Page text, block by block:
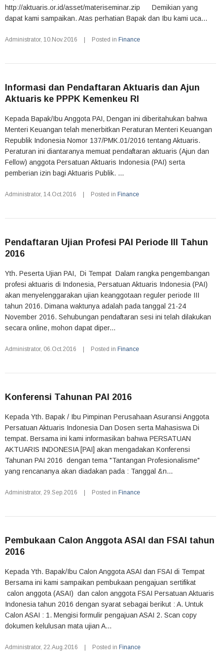
http://aktuaris.or.id/asset/materiseminar.zip Demikian yang
dapat kami sampaikan. Atas perhatian Bapak dan Ibu kami uca...
Administrator, 10.Nov.2016 Posted in Finance
Informasi dan Pendaftaran Aktuaris dan Ajun
Aktuaris ke PPPK Kemenkeu RI
Kepada Bapak/Ibu Anggota PAI, Dengan ini diberitahukan bahwa
Menteri Keuangan telah menerbitkan Peraturan Menteri Keuangan
Republik Indonesia Nomor 137/PMK.01/2016 tentang Aktuaris.
Peraturan ini diantaranya memuat pendaftaran aktuaris (Ajun dan
Fellow) anggota Persatuan Aktuaris Indonesia (PAI) serta
pemberian izin bagi Aktuaris Publik. ...
Administrator, 14.Oct.2016 Posted in Finance
Pendaftaran Ujian Profesi PAI Periode III Tahun
2016
Yth. Peserta Ujian PAI, Di Tempat Dalam rangka pengembangan
profesi aktuaris di Indonesia, Persatuan Aktuaris Indonesia (PAI)
akan menyelenggarakan ujian keanggotaan reguler periode III
tahun 2016. Dimana waktunya adalah pada tanggal 21-24
November 2016. Sehubungan pendaftaran sesi ini telah dilakukan
secara online, mohon dapat diper...
Administrator, 06.Oct.2016 Posted in Finance
Konferensi Tahunan PAI 2016
Kepada Yth. Bapak / Ibu Pimpinan Perusahaan Asuransi Anggota
Persatuan Aktuaris Indonesia Dan Dosen serta Mahasiswa Di
tempat. Bersama ini kami informasikan bahwa PERSATUAN
AKTUARIS INDONESIA [PAI] akan mengadakan Konferensi
Tahunan PAI 2016 dengan tema "Tantangan Profesionalisme"
yang rencananya akan diadakan pada : Tanggal &n...
Administrator, 29.Sep.2016 Posted in Finance
Pembukaan Calon Anggota ASAI dan FSAI tahun
2016
Kepada Yth. Bapak/Ibu Calon Anggota ASAI dan FSAI di Tempat
Bersama ini kami sampaikan pembukaan pengajuan sertifikat
calon anggota (ASAI) dan calon anggota FSAI Persatuan Aktuaris
Indonesia tahun 2016 dengan syarat sebagai berikut : A. Untuk
Calon ASAI : 1. Mengisi formulir pengajuan ASAI 2. Scan copy
dokumen kelulusan mata ujian A...
Administrator, 22.Aug.2016 Posted in Finance